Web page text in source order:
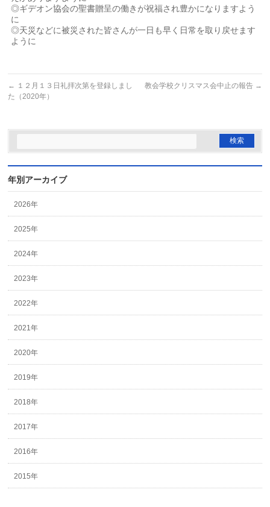
◎ギデオン協会の聖書贈呈の働きが祝福され豊かになりますよう
に
◎天災などに被災された皆さんが一日も早く日常を取り戻せます
ように
← １２月１３日礼拝次第を登録しまし
た（2020年）
教会学校クリスマス会中止の報告 →
年別アーカイブ
2026年
2025年
2024年
2023年
2022年
2021年
2020年
2019年
2018年
2017年
2016年
2015年